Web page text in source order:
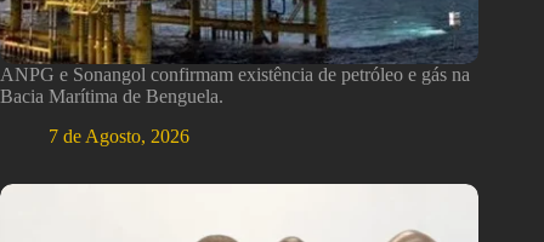
ANPG e Sonangol confirmam existência de petróleo e gás na
Bacia Marítima de Benguela.
7 de Agosto, 2026